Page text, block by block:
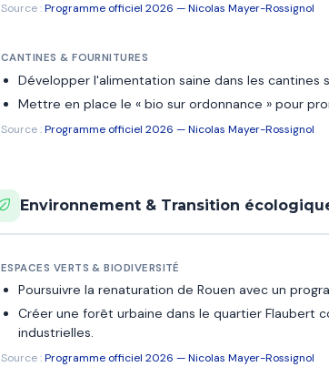
Source :Programme officiel 2026 — Nicolas Mayer-Rossignol
CANTINES & FOURNITURES
Développer l'alimentation saine dans les
Mettre en place le « bio sur ordonnance » pour
Source :Programme officiel 2026 — Nicolas Mayer-Rossignol
Environnement & Transition
ESPACES VERTS & BIODIVERSITÉ
Poursuivre la renaturation de Rouen avec un
Créer une forêt urbaine dans le quartier Flaubert
industrielles.
Source :Programme officiel 2026 — Nicolas Mayer-Rossignol